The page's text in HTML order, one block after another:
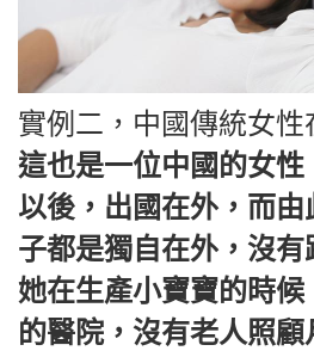
實例二，中國傳統女性
這也是一位中國的女
以後，出國在外，而由
子都是獨自在外，沒有
她在生產小寶寶的時候
的醫院，沒有老人照顧